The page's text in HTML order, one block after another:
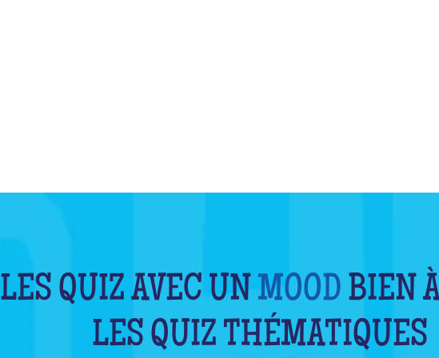
LES QUIZ AVEC UNMOOD BIEN
LES QUIZ THÉMATIQUES